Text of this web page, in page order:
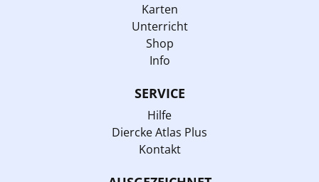
Karten
Unterricht
Shop
Info
SERVICE
Hilfe
Diercke Atlas Plus
Kontakt